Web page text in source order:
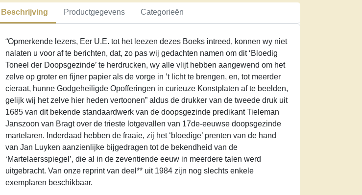
Weereloose
Christenen**
Beschrijving Productgegevens Categorieën
“Opmerkende lezers, Eer U.E. tot het leezen dezes Boeks intreed, konnen wy niet
nalaten u voor af te berichten, dat, zo pas wij gedachten namen om dit ‘Bloedig
Toneel der Doopsgezinde’ te herdrucken, wy alle vlijt hebben aangewend om het
zelve op groter en fijner papier als de vorge in ’t licht te brengen, en, tot meerder
cieraat, hunne Godgeheiligde Opofferingen in curieuze Konstplaten af te beelden,
gelijk wij het zelve hier heden vertoonen” aldus de drukker van de tweede druk uit
1685 van dit bekende standaardwerk van de doopsgezinde predikant Tieleman
Janszoon van Bragt over de trieste lotgevallen van 17de-eeuwse doopsgezinde
martelaren. Inderdaad hebben de fraaie, zij het ‘bloedige’ prenten van de hand
van Jan Luyken aanzienlijke bijgedragen tot de bekendheid van de
‘Martelaersspiegel’, die al in de zeventiende eeuw in meerdere talen werd
uitgebracht. Van onze reprint van deel** uit 1984 zijn nog slechts enkele
exemplaren beschikbaar.